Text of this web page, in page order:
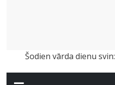
Šodien vārda dienu svin: